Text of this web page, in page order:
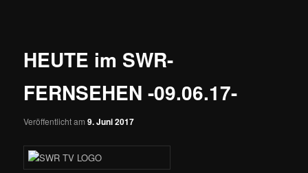
HEUTE im SWR-
FERNSEHEN -09.06.17-
Veröffentlicht am9. Juni 2017